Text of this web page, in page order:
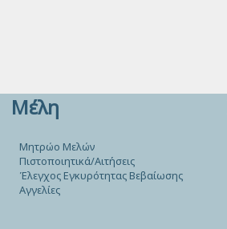
Μέλη
Μητρώο Μελών
Πιστοποιητικά/Αιτήσεις
Έλεγχος Εγκυρότητας Βεβαίωσης
Αγγελίες